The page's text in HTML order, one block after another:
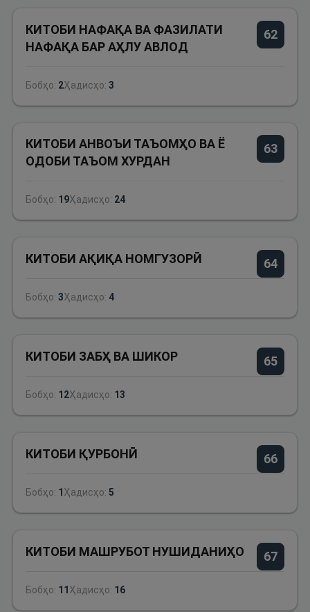
62
КИТОБИ НАФАҚА ВА ФАЗИЛАТИ
НАФАҚА БАР АҲЛУ АВЛОД
Бобҳо: 2Ҳадисҳо: 3
63
КИТОБИ АНВОЪИ ТАЪОМҲО ВА Ё
ОДОБИ ТАЪОМ ХУРДАН
Бобҳо: 19Ҳадисҳо: 24
64
КИТОБИ АҚИҚА НОМГУЗОРӢ
Бобҳо: 3Ҳадисҳо: 4
65
КИТОБИ ЗАБҲ ВА ШИКОР
Бобҳо: 12Ҳадисҳо: 13
66
КИТОБИ ҚУРБОНӢ
Бобҳо: 1 Ҳадисҳо: 5
67
КИТОБИ МАШРУБОТ НУШИДАНИҲО
Бобҳо: 11 Ҳадисҳо: 16